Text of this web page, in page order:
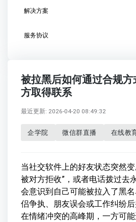
解决方案
服务协议
被拉黑后如何通过合规
方取得联系
最近更新: 2026-04-20 08:49:32
企学院 微信群直播 在线教
当社交软件上的好友状态突然
被对方拒收”，或者电话拨过去
会意识到自己可能被拉入了黑
侣争执、朋友误会或工作纠纷
在情绪冲突的高峰期，一方可